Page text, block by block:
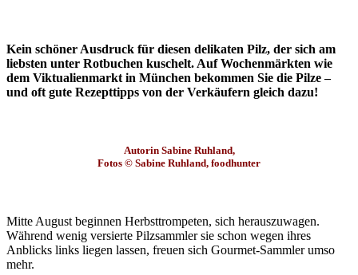
Kein schöner Ausdruck für diesen delikaten Pilz, der sich am
liebsten unter Rotbuchen kuschelt. Auf Wochenmärkten wie
dem Viktualienmarkt in München bekommen Sie die Pilze –
und oft gute Rezepttipps von der Verkäufern gleich dazu!
Autorin Sabine Ruhland,
Fotos © Sabine Ruhland, foodhunter
Mitte August beginnen Herbsttrompeten, sich herauszuwagen.
Während wenig versierte Pilzsammler sie schon wegen ihres
Anblicks links liegen lassen, freuen sich Gourmet-Sammler umso
mehr.